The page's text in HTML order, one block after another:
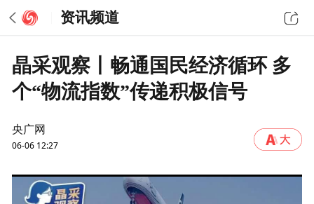
资讯频道
晶采观察丨畅通国民经济循环 多
个“物流指数”传递积极信号
央广网
06-06 12:27